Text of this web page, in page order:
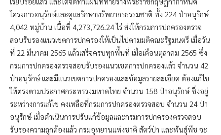
โครงการอนุรักษ์และดูแลรักษาทรัพยากรธรรมชาติ ทั้ง 224 ป่าอนุรักษ์
4,042 หมู่บ้าน เนื้อที่ 4,273,726.24 ไร่ ส่งให้กรมการปกครองตรวจ
สอบรับรองแนวเขตการปกครองให้เป็นไปตามมติคณะรัฐมนตรี เมื่อวัน
ที่ 22 มีนาคม 2565 แล้วเสร็จครบทุกพื้นที่ เมื่อเดือนตุลาคม 2565 ซึ่ง
กรมการปกครองตรวจสอบรับรองแนวเขตการปกครองแล้ว จำนวน 42
ป่าอนุรักษ์ และมีแนวเขตการปกครองและข้อมูลรายละเอียด ต้องแก้ไข
ให้ตรงตามประกาศกระทรวงมหาดไทย จำนวน 158 ป่าอนุรักษ์ ซึ่งอยู่
ระหว่างการแก้ไข คงเหลือที่กรมการปกครองตรวจสอบ จำนวน 24 ป่า
อนุรักษ์ เมื่อดำเนินการปรับแก้ข้อมูลและกรมการปกครองตรวจสอบ
รับรองความถูกต้องแล้ว กรมอุทยานแห่งชาติ สัตว์ป่า และพันธุ์พืช จะ